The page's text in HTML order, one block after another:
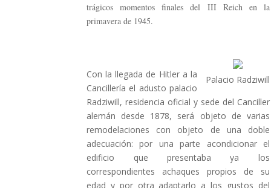
trágicos momentos finales del III Reich en la
primavera de 1945.
Palacio Radziwill
Con la llegada de Hitler a la
Cancillería el adusto palacio
Radziwill, residencia oficial y sede del Canciller
alemán desde 1878, será objeto de varias
remodelaciones con objeto de una doble
adecuación: por una parte acondicionar el
edificio que presentaba ya los
correspondientes achaques propios de su
edad y por otra adaptarlo a los gustos del